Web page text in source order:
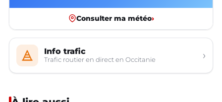
Consulter ma météo›
Info trafic
Trafic routier en direct en Occitanie ›